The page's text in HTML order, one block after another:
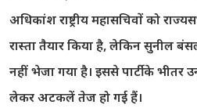
अधिकांश राष्ट्रीय महासचिवों को
रास्ता तैयार किया है, लेकिन सुनील
नहीं भेजा गया है। इससे पार्टी के भीतर
लेकर अटकलें तेज हो गई हैं।